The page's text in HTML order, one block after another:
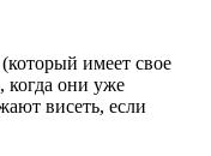
имеет свое
когда они уже
висеть, если